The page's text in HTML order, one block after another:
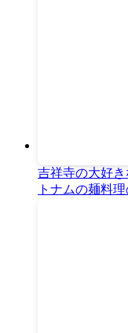
吉祥寺の大好
トナムの麺料